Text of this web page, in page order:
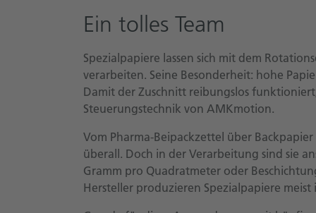
Ein tolles Team
Spezialpapiere lassen sich mit dem
verarbeiten. Seine Besonderheit: hohe
Damit der Zuschnitt reibungslos
Steuerungstechnik von AMKmotion.
Vom Pharma-Beipackzettel über
überall. Doch in der Verarbeitung sind sie
Gramm pro Quadratmeter oder
Hersteller produzieren Spezialpapiere